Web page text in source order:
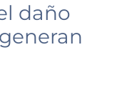
daño